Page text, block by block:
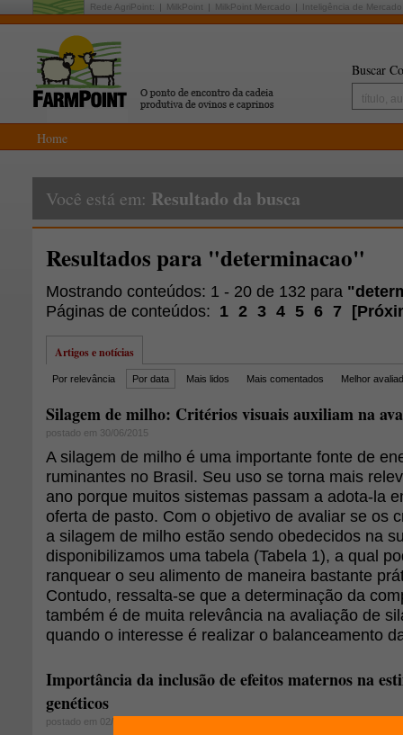
Rede AgriPoint: MilkPoint MilkPoint Mercado Inteligência de Mercado
Buscar
Home
Você está em: Resultado da busca
Resultados para "determinacao"
Mostrando conteúdos: 1 - 20 de 132 para
Páginas de conteúdos: 1 2 3 4 5 6 7 [
Artigos e notícias
Por relevância Por data Mais lidos Mais comentados Melhor
Silagem de milho: Critérios visuais auxiliam na
postado em 30/06/2015
A silagem de milho é uma importante fonte de
ruminantes no Brasil. Seu uso se torna mais
ano porque muitos sistemas passam a adota-la
oferta de pasto. Com o objetivo de avaliar se os
a silagem de milho estão sendo obedecidos na
disponibilizamos uma tabela (Tabela 1), a qual
ranquear o seu alimento de maneira bastante
Contudo, ressalta-se que a determinação da
também é de muita relevância na avaliação de
quando o interesse é realizar o balanceamento
Importância da inclusão de efeitos maternos na
genéticos
postado em 02/09/2014